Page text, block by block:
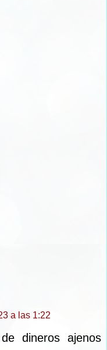
a las 1:22
dineros ajenos